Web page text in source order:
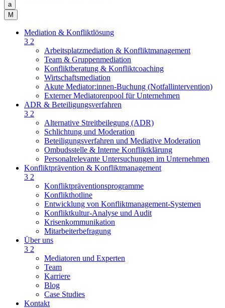
a
M
Mediation & Konfliktlösung
3 2
Arbeitsplatzmediation & Konfliktmanagement
Team & Gruppenmediation
Konfliktberatung & Konfliktcoaching
Wirtschaftsmediation
Akute Mediator:innen-Buchung (Notfallintervention)
Externer Mediatorenpool für Unternehmen
ADR & Beteiligungsverfahren
3 2
Alternative Streitbeilegung (ADR)
Schlichtung und Moderation
Beteiligungsverfahren und Mediative Moderation
Ombudsstelle & Interne Konfliktklärung
Personalrelevante Untersuchungen im Unternehmen
Konfliktprävention & Konfliktmanagement
3 2
Konfliktpräventionsprogramme
Konflikthotline
Entwicklung von Konfliktmanagement-Systemen
Konfliktkultur-Analyse und Audit
Krisenkommunikation
Mitarbeiterbefragung
Über uns
3 2
Mediatoren und Experten
Team
Karriere
Blog
Case Studies
Kontakt